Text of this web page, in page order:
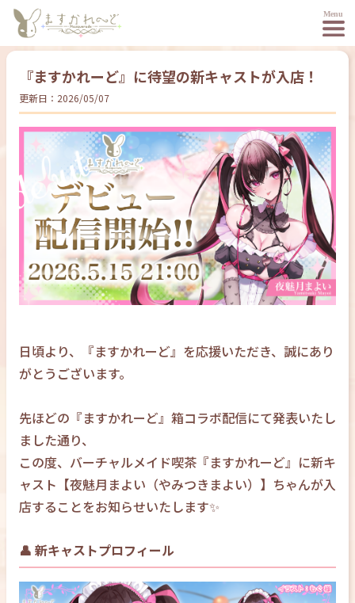
『ますかれーど』に待望の新キャストが入店！
更新日： 2026/05/07
日頃より、『ますかれーど』を応援いただき、誠にあり
がとうございます。
先ほどの『ますかれーど』箱コラボ配信にて発表いたし
ました通り、
この度、バーチャルメイド喫茶『ますかれーど』に新キ
ャスト【夜魅月まよい（やみつきまよい）】ちゃんが入
店することをお知らせいたします✨
👤 新キャストプロフィール